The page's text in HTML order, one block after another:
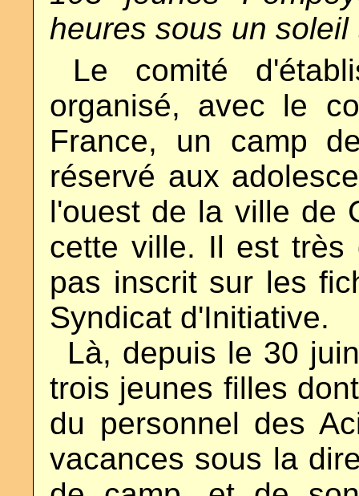
heures sous un soleil
Le comité
organisé, avec le
France, un camp
réservé aux
l'ouest de la ville de
cette ville. Il est très
pas inscrit sur les
Syndicat d'Initiative.
Là, depuis le 30
trois jeunes filles
du personnel des
vacances sous la